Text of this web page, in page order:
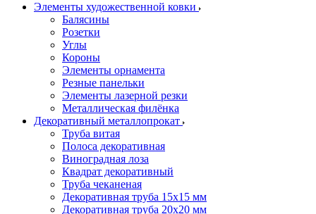
Элементы художественной ковки
Балясины
Розетки
Углы
Короны
Элементы орнамента
Резные панельки
Элементы лазерной резки
Металлическая филёнка
Декоративный металлопрокат
Труба витая
Полоса декоративная
Виноградная лоза
Квадрат декоративный
Труба чеканеная
Декоративная труба 15х15 мм
Декоративная труба 20х20 мм